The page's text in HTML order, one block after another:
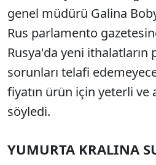
genel müdürü Galina
Rus parlamento
Rusya'da yeni ithalatların
sorunları telafi
fiyatın ürün için yeterli ve
söyledi.
YUMURTA KRALINA